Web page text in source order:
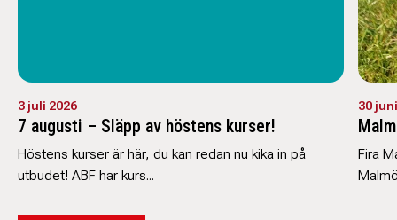
3 juli 2026
7 augusti – Släpp av höstens kurser!
Höstens kurser är här, du kan redan nu kika in på
utbudet! ABF har kurs...
30
Fira